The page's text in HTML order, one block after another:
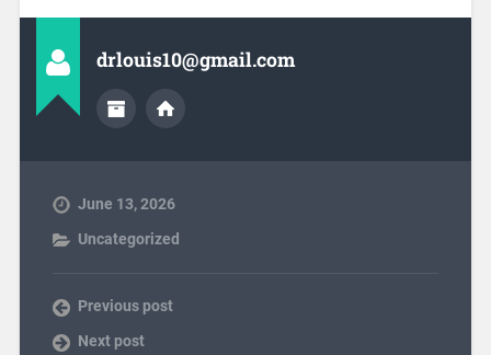
drlouis10@gmail.com
June 13, 2026
Uncategorized
Previous post
Next post